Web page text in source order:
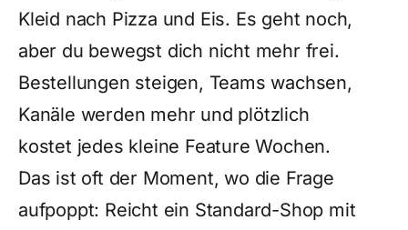
Kleid nach Pizza und Eis. Es geht noch,
aber du bewegst dich nicht mehr frei.
Bestellungen steigen, Teams wachsen,
Kanäle werden mehr und plötzlich
kostet jedes kleine Feature Wochen.
Das ist oft der Moment, wo die Frage
aufpoppt: Reicht ein Standard-Shop mit